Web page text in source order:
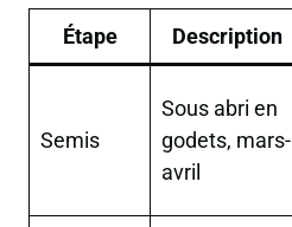
Étape Description
Semis
Sous abri en
godets, mars-
avril